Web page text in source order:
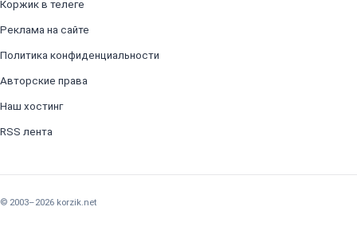
Коржик в телеге
Реклама на сайте
Политика конфиденциальности
Авторские права
Наш хостинг
RSS лента
© 2003–2026 korzik.net